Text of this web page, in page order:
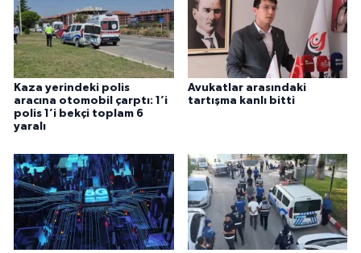
Kaza yerindeki polis
aracına otomobil çarptı: 1’i
polis 1’i bekçi toplam 6
yaralı
Avukatlar arasındaki
tartışma kanlı bitti